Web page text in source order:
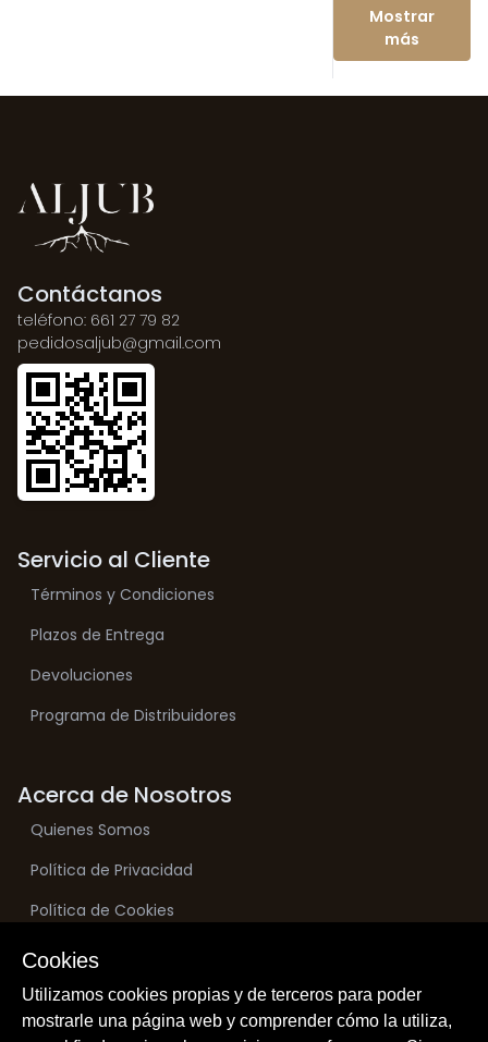
Cookies
Utilizamos cookies propias y de terceros para poder
mostrarle una página web y comprender cómo la utiliza,
Mostrar
más
Contáctanos
teléfono: 661 27 79 82
pedidosaljub@gmail.com
Servicio al Cliente
Términos y Condiciones
Plazos de Entrega
Devoluciones
Programa de Distribuidores
Acerca de Nosotros
Quienes Somos
Política de Privacidad
Política de Cookies